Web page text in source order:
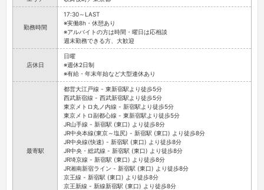
勤務時間
17:30～LAST
※実働8h・休憩あり
※アルバイトの方は時間・曜日は応相談
週末勤務できる方、大歓迎
店休日
日曜
※週休2日制
※有給・年末年始など大型連休あり
最寄駅
都営大江戸線 - 東新宿駅より徒歩5分
西武新宿線 - 西武新宿駅より徒歩5分
東京メトロ丸ノ内線 - 新宿駅より徒歩5分
東京メトロ副都心線 - 東新宿駅より徒歩5分
JR山手線 - 新宿駅 (東口) より徒歩8分
JR中央本線(東京～塩尻) - 新宿駅 (東口) より徒歩8分
JR中央線(快速) - 新宿駅 (東口) より徒歩8分
JR中央・総武線 - 新宿駅 (東口) より徒歩8分
JR埼京線 - 新宿駅 (東口) より徒歩8分
JR湘南新宿ライン - 新宿駅 (東口) より徒歩8分
京王線 - 新宿駅 (東口) より徒歩8分
京王新線 - 新線新宿駅 (東口) より徒歩8分